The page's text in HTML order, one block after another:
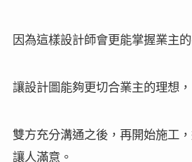
因為這樣設計師會更能掌握業主的
讓設計圖能夠更切合業主的理想，
雙方充分溝通之後，再開始施工
讓人滿意。